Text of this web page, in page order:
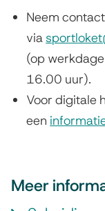
Neem
via
(op
16.00 uur).
Voor digitale
een
Meer